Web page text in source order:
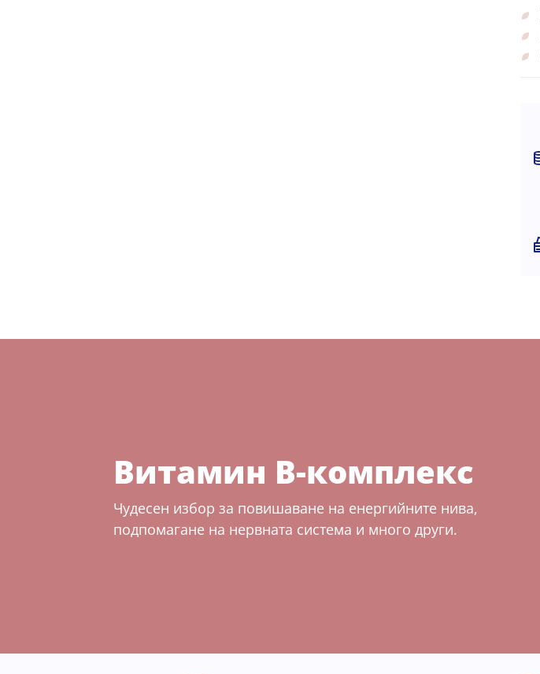
Витамин B-комплекс
Чудесен избор за повишаване на енергийните нива,
подпомагане на нервната система и много други.